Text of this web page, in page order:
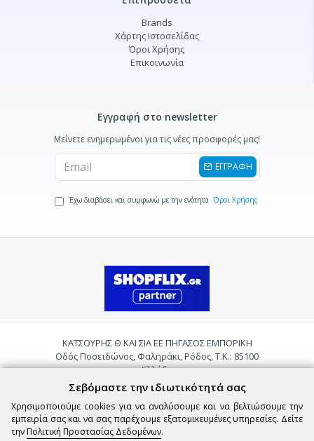
Brands
Χάρτης Ιστοσελίδας
Όροι Χρήσης
Επικοινωνία
Εγγραφή στο newsletter
Μείνετε ενημερωμένοι για τις νέες προσφορές μας!
ΕΓΓΡΑΦΗ
Έχω διαβάσει και συμφωνώ με την ενότητα Όροι Χρήσης
ΚΑΤΣΟΥΡΗΣ Θ ΚΑΙ ΣΙΑ ΕΕ ΠΗΓΑΣΟΣ ΕΜΠΟΡΙΚΗ
Οδός Ποσειδώνος, Φαληράκι, Ρόδος, Τ.Κ.: 85100
Ελλάδα
Τηλ.:2241085059
Email:
pigasosemporiki@gmail.com
Σεβόμαστε την ιδιωτικότητά σας
Χρησιμοποιούμε cookies για να αναλύσουμε και να βελτιώσουμε την
εμπειρία σας και να σας παρέχουμε εξατομικευμένες υπηρεσίες. Δείτε
την Πολιτική Προστασίας Δεδομένων.